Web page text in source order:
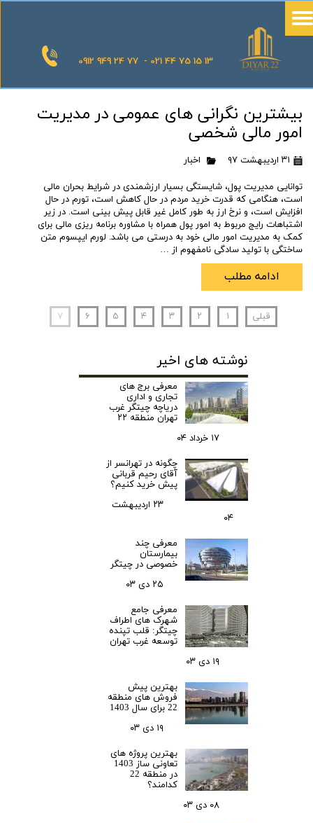
0912 949 24 77 - 021 44 75 15 13
بیشترین نگرانی های عمومی در مدیریت
امور مالی شخصی
۳۱ اردیبهشت ۹۷ اخبار
توانایی مدیریت پول، شایستگی بسیار ارزشمندی در شرایط بحران مالی
است، هنگامی که قدرت خرید مردم در حال کاهش است، تورم در حال
افزایش است، و نرخ ارز به طور کامل غیر قابل پیش بینی است. در زیر
اشتباهات رایج مربوط به امور پول همراه با مشاوره برنامه ریزی مالی برای
کمک به مدیریت امور مالی خود به درستی می باشد. لورم ایپسوم متن
ساختگی با تولید سادگی نامفهوم از …
ادامه مطلب
قبلی ۱ ۲ ۳ ۴ ۵ ۶ ۷
نوشته های اخیر
معرفی برج های
تجاری و اداری
دریاچه چیتگر غرب
تهران منطقه ۲۲
۱۷ خرداد ۰۴
چگونه در تهرانسر از
آقای رحیم قربانی
پیش خرید کنیم؟
۲۳ اردیبهشت
۰۴
معرفی چند
بیمارستان
خصوصی در چیتگر
۲۵ دی ۰۳
معرفی جامع
شهرک‌ های اطراف
چیتگر: قلب تپنده
توسعه غرب تهران
۱۹ دی ۰۳
بهترین پیش
فروش های منطقه
22 برای سال 1403
۱۹ دی ۰۳
بهترین پروژه های
تعاونی ساز 1403
در منطقه 22
کدامند؟
۰۸ دی ۰۳